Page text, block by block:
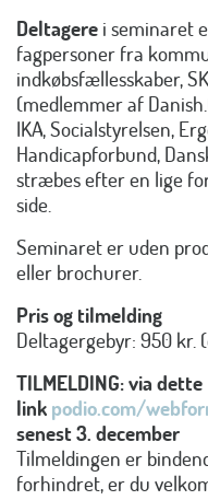
Deltagere i seminaret
fagpersoner fra
indkøbsfællesskaber,
(medlemmer af
IKA, Socialstyrelsen,
Handicapforbund,
stræbes efter en lige
side.
Seminaret er uden
eller brochurer.
Pris og tilmelding
Deltagergebyr: 950 kr.
TILMELDING: via dette
link podio.com/
senest 3. december
Tilmeldingen er
forhindret, er du